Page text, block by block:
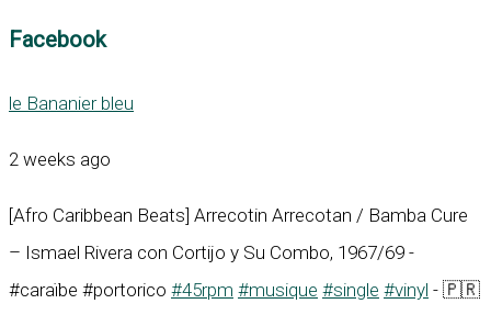
Facebook
le Bananier bleu
2 weeks ago
[Afro Caribbean Beats] Arrecotin Arrecotan / Bamba Cure
– Ismael Rivera con Cortijo y Su Combo, 1967/69 -
#caraïbe #portorico #45rpm #musique #single #vinyl - 🇵🇷